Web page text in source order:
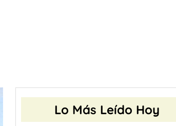
Lo Más Leído Hoy